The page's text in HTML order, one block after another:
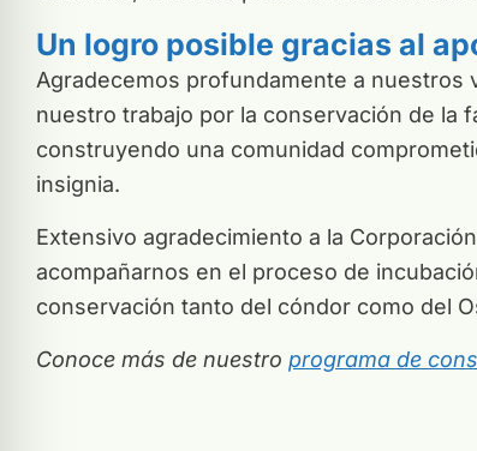
Un logro posible gracias al
Agradecemos profundamente a nuestros
nuestro trabajo por la conservación de la
construyendo una comunidad
insignia.
Extensivo agradecimiento a la
acompañarnos en el proceso de
conservación tanto del cóndor como del
Conoce más de nuestro programa de